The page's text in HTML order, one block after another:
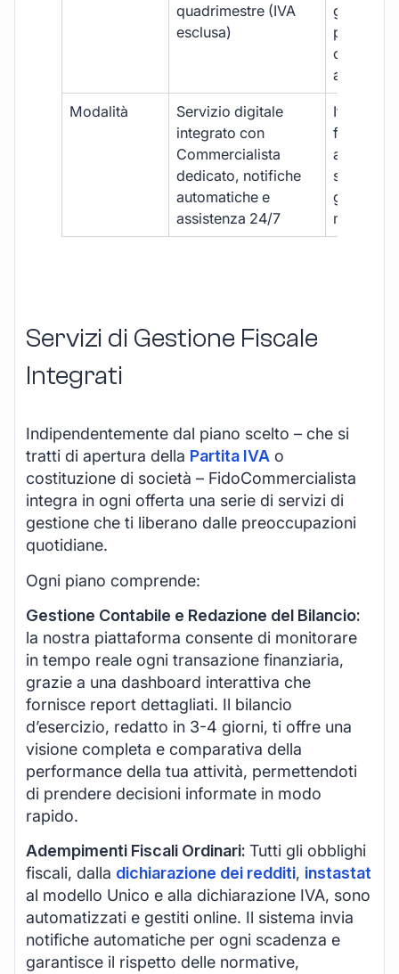
quadrimestre (IVA
esclusa)
più
ogni
Modalità
Servizio digitale
integrato con
Commercialista
dedicato, notifiche
automatiche e
assistenza 24/7
Iter
studio e
gestione
manuale
Servizi di Gestione Fiscale
Integrati
Indipendentemente dal piano scelto – che si
tratti di apertura della Partita IVA o
costituzione di società – FidoCommercialista
integra in ogni offerta una serie di servizi di
gestione che ti liberano dalle preoccupazioni
quotidiane.
Ogni piano comprende:
Gestione Contabile e Redazione del Bilancio:
la nostra piattaforma consente di monitorare
in tempo reale ogni transazione finanziaria,
grazie a una dashboard interattiva che
fornisce report dettagliati. Il bilancio
d’esercizio, redatto in 3-4 giorni, ti offre una
visione completa e comparativa della
performance della tua attività, permettendoti
di prendere decisioni informate in modo
rapido.
Adempimenti Fiscali Ordinari: Tutti gli obblighi
fiscali, dalla dichiarazione dei redditi, instastat
al modello Unico e alla dichiarazione IVA, sono
automatizzati e gestiti online. Il sistema invia
notifiche automatiche per ogni scadenza e
garantisce il rispetto delle normative,